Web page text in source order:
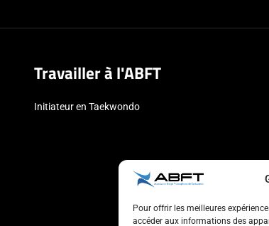
Pour offrir les meilleures
accéder aux informations des
Travailler à l'ABFT
Initiateur en Taekwondo